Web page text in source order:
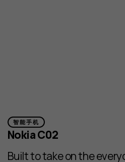
智能手机
Nokia C02
Built to take on the